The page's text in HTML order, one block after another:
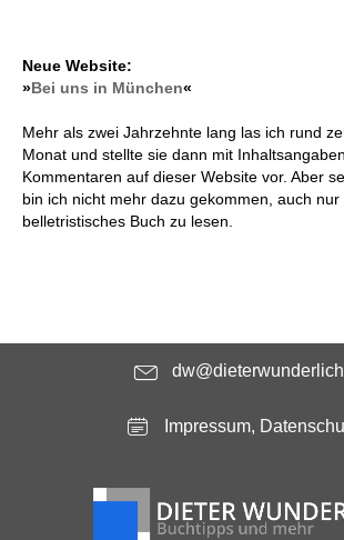
Neue Website:
»Bei uns in München«
Mehr als zwei Jahrzehnte lang las ich rund
Monat und stellte sie dann mit
Kommentaren auf dieser Website vor. Aber
bin ich nicht mehr dazu gekommen, auch nur
belletristisches Buch zu lesen.
Impressum,